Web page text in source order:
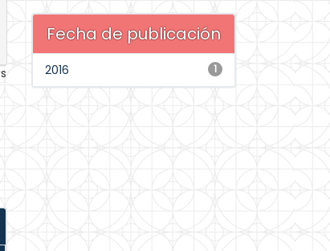
Fecha de publicación
1
2016